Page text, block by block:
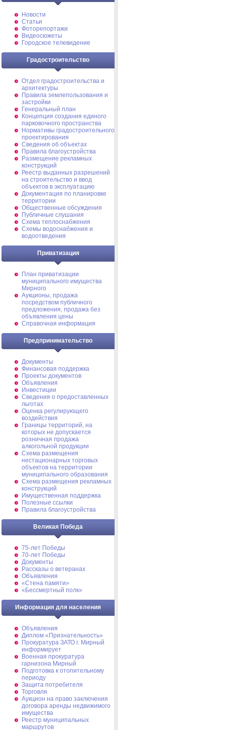
Новости
Статьи
Фоторепортажи
Видеосюжеты
Городское телевидение
Градостроительство
Отдел градостроительства и
архитектуры
Правила землепользования и
застройки
Генеральный план
Концепция создания единого
парковочного пространства
Нормативы градостроительного
проектирования
Сведения об объектах
Правила благоустройства
Размещение рекламных
конструкций
Реестр выданных разрешений
на строительство и ввод
объектов в эксплуатацию
Документация по планировке
территории
Общественные обсуждения
Публичные слушания
Схема теплоснабжения
Схемы водоснабжения и
водоотведения
Приватизация
План приватизации
муниципального имущества
Мирного
Аукционы, продажа
посредством публичного
предложения, продажа без
объявления цены
Справочная информация
Предпринимательство
Документы
Финансовая поддержка
Проекты документов
Объявления
Инвестиции
Сведения о предоставленных
льготах
Оценка регулирующего
воздействия
Границы территорий, на
которых не допускается
розничная продажа
алкогольной продукции
Схема размещения
нестационарных торговых
объектов на территории
муниципального образования
Схема размещения рекламных
конструкций
Имущественная поддержка
Полезные ссылки
Правила благоустройства
Великая Победа
75-лет Победы
70-лет Победы
Документы
Рассказы о ветеранах
Объявления
«Стена памяти»
«Бессмертный полк»
Информация для населения
Объявления
Диплом «Признательность»
Прокуратура ЗАТО г. Мирный
информирует
Военная прокуратура
гарнизона Мирный
Подготовка к отопительному
периоду
Защита потребителя
Торговля
Аукцион на право заключения
договора аренды недвижимого
имущества
Реестр муниципальных
маршрутов